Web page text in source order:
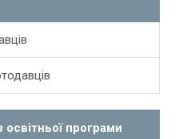
програми